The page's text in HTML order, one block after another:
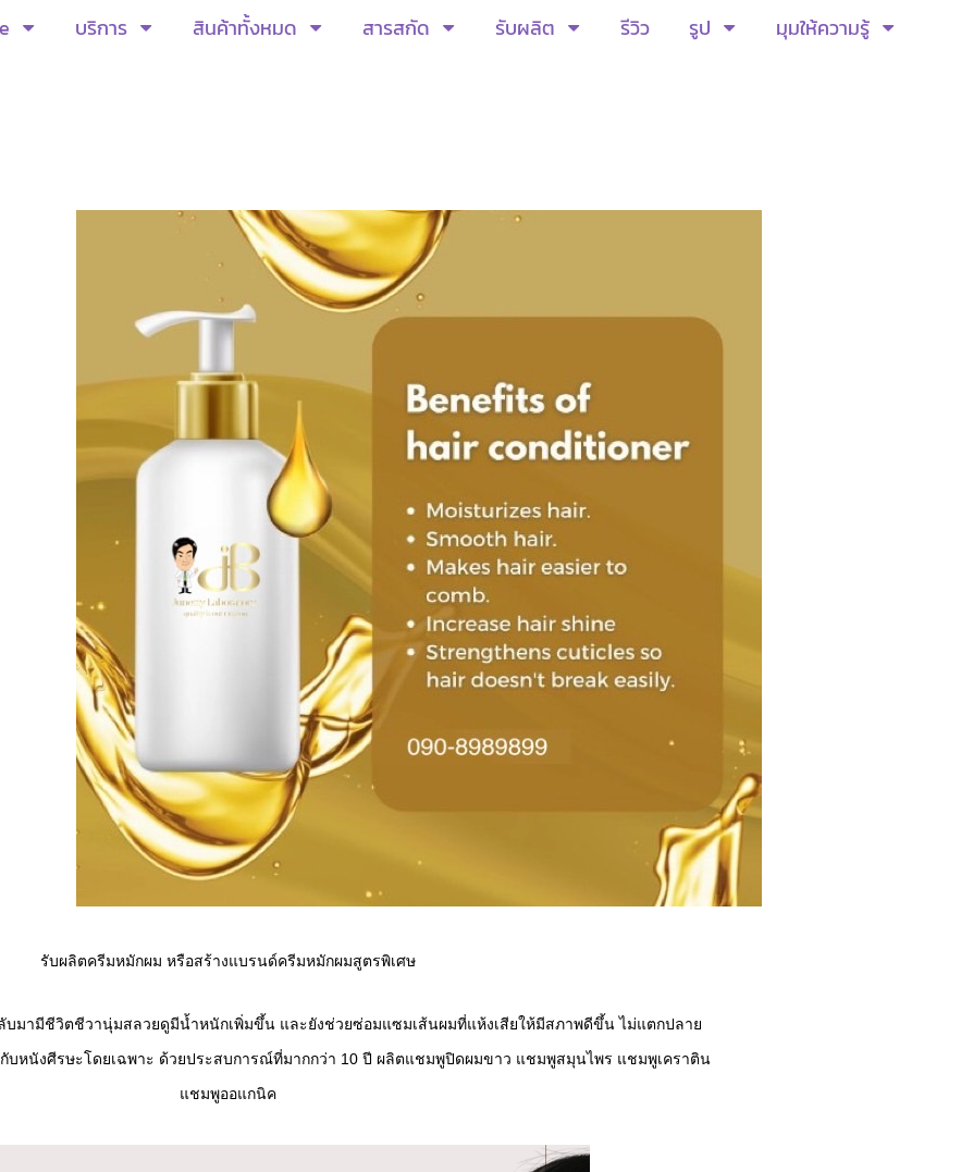
บริการ สินค้าทั้งหมด สารสกัด รับผลิต รีวิว รูป
มุมให้ความรู้
รับผลิตครีมหมักผม หรือสร้างแบรนด์ครีมหมักผมสูตรพิเศษ
บมามีชีวิตชีวานุ่มสลวยดูมีน้ำหนักเพิ่มขึ้น และยังช่วยซ่อมแซมเส้นผมที่แห้งเสียให้มีสภาพดีขึ้น ไม่แตกปลาย
กับหนังศีรษะโดยเฉพาะ ด้วยประสบการณ์ที่มากกว่า 10 ปี ผลิตแชมพูปิดผมขาว แชมพูสมุนไพร แชมพูเคราติน
แชมพูออแกนิค